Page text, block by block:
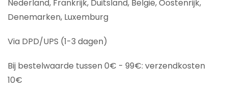
Nederland, Frankrijk, Duitsland, België, Oostenrijk,
Denemarken, Luxemburg
Via DPD/UPS (1-3 dagen)
Bij bestelwaarde tussen 0€ - 99€: verzendkosten
10€